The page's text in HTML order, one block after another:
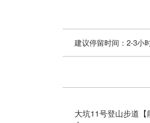
建议停留时间： 2-3小
大坑11号登山步道